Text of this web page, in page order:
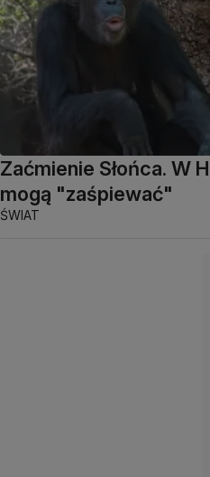
Zaćmienie Słońca. W
mogą "zaśpiewać"
ŚWIAT